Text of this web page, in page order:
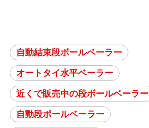
自動結束段ボールベーラー
オートタイ水平ベーラー
近くで販売中の段ボールベーラー
自動段ボールベーラー